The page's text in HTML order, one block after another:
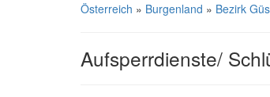
Österreich » Burgenland » Bezirk
Aufsperrdienste/